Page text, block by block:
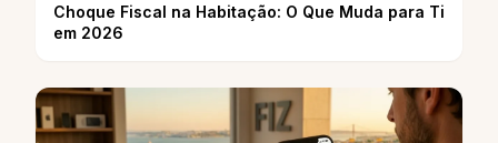
Choque Fiscal na Habitação: O Que Muda para Ti
em 2026